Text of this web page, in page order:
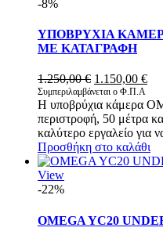
-8%
ΥΠΟΒΡΥΧΙΑ ΚΑΜΕΡΑ
ΜΕ ΚΑΤΑΓΡΑΦΗ
1.250,00€ Original
price
was:
1.250,00 €.
1.150,00 €Η
Συμπεριλαμβάνεται ο Φ.Π.Α
Η υποβρύχια κάμερα
περιστροφή, 50 μέτρα
καλύτερο εργαλείο για
Προσθήκη στο καλάθι
View
-22%
OMEGA YC20